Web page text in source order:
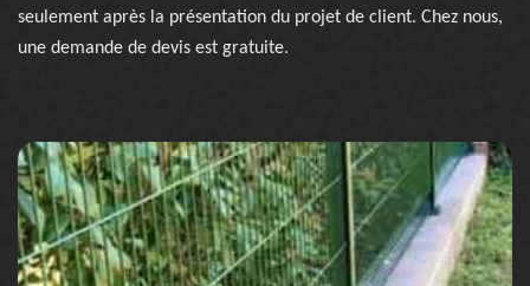
seulement après la présentation du projet de client. Chez nous,
une demande de devis est gratuite.